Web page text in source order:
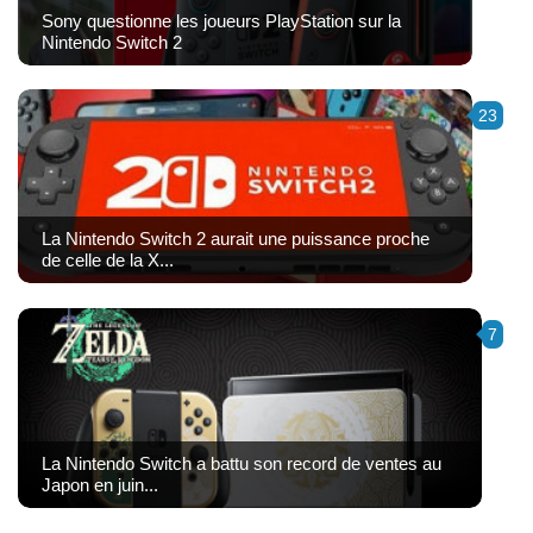
Sony questionne les joueurs PlayStation sur la
Nintendo Switch 2
23
La Nintendo Switch 2 aurait une puissance proche
de celle de la X...
7
La Nintendo Switch a battu son record de ventes au
Japon en juin...